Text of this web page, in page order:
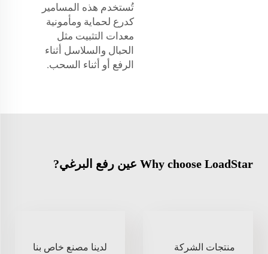
تُستخدم هذه المسامير
كدرع لحماية ومأمونية
معدات التثبيت مثل
الحبال والسلاسل أثناء
الرفع أو أثناء السحب.
Why choose LoadStar عين رفع البرغي?
منتجات الشركة
لدينا مصنع خاص بنا